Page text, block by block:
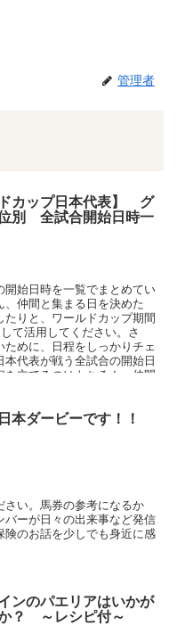
管理者
ドカップ日本代表】 グ
別 全試合開始日時一
開始日時を一覧でまとめてい
、仲間と集まる日を決めた
りと、ワールドカップ期間
て活用してください。さ
めに、日程をしっかりチェ
代表が戦う全試合の開始日
立てるのはもちろん、仲間
瞬間を逃さないために、日
本ダービーです！！
さい。馬券の参考になるか
バーが日々の出来事など発信
険のお話を少しでも身近に感
ンのパエリアはいかが
？ ～レシピ付～